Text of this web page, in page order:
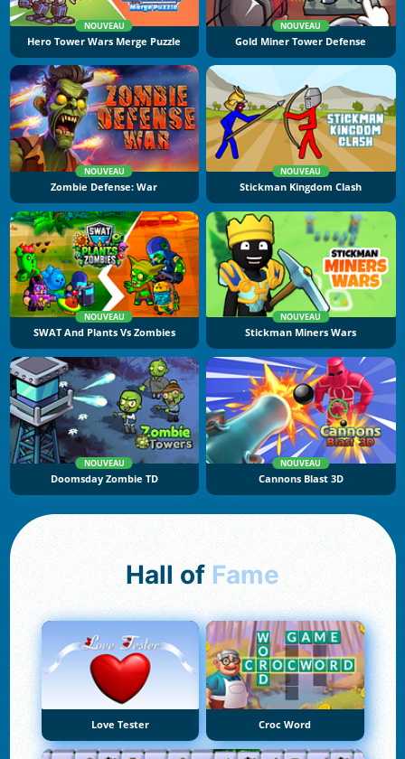
NOUVEAU
Hero Tower Wars Merge Puzzle
NOUVEAU
Gold Miner Tower Defense
NOUVEAU
Zombie Defense: War
NOUVEAU
Stickman Kingdom Clash
NOUVEAU
SWAT And Plants Vs Zombies
NOUVEAU
Stickman Miners Wars
NOUVEAU
Doomsday Zombie TD
NOUVEAU
Cannons Blast 3D
Hall of Fame
Love Tester Croc Word